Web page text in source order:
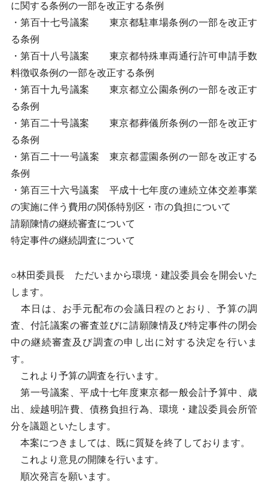
に関する条例の一部を改正する条例
・第百十七号議案 東京都駐車場条例の一部を改正す
る条例
・第百十八号議案 東京都特殊車両通行許可申請手数
料徴収条例の一部を改正する条例
・第百十九号議案 東京都立公園条例の一部を改正す
る条例
・第百二十号議案 東京都葬儀所条例の一部を改正す
る条例
・第百二十一号議案 東京都霊園条例の一部を改正する
条例
・第百三十六号議案 平成十七年度の連続立体交差事業
の実施に伴う費用の関係特別区・市の負担について
請願陳情の継続審査について
特定事件の継続調査について
○林田委員長 ただいまから環境・建設委員会を開会いた
します。
本日は、お手元配布の会議日程のとおり、予算の調
査、付託議案の審査並びに請願陳情及び特定事件の閉会
中の継続審査及び調査の申し出に対する決定を行いま
す。
これより予算の調査を行います。
第一号議案、平成十七年度東京都一般会計予算中、歳
出、繰越明許費、債務負担行為、環境・建設委員会所管
分を議題といたします。
本案につきましては、既に質疑を終了しております。
これより意見の開陳を行います。
順次発言を願います。